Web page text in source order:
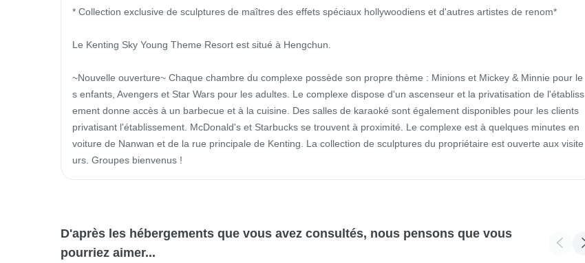
* Collection exclusive de sculptures de maîtres des effets spéciaux hollywoodiens et d'autres artistes de renom*
Le Kenting Sky Young Theme Resort est situé à Hengchun.
~Nouvelle ouverture~ Chaque chambre du complexe possède son propre thème : Minions et Mickey & Minnie pour le
s enfants, Avengers et Star Wars pour les adultes. Le complexe dispose d'un ascenseur et la privatisation de l'établiss
ement donne accès à un barbecue et à la cuisine. Des salles de karaoké sont également disponibles pour les clients
privatisant l'établissement. McDonald's et Starbucks se trouvent à proximité. Le complexe est à quelques minutes en
voiture de Nanwan et de la rue principale de Kenting. La collection de sculptures du propriétaire est ouverte aux visite
urs. Groupes bienvenus !
D'après les hébergements que vous avez consultés, nous pensons que vous
pourriez aimer...